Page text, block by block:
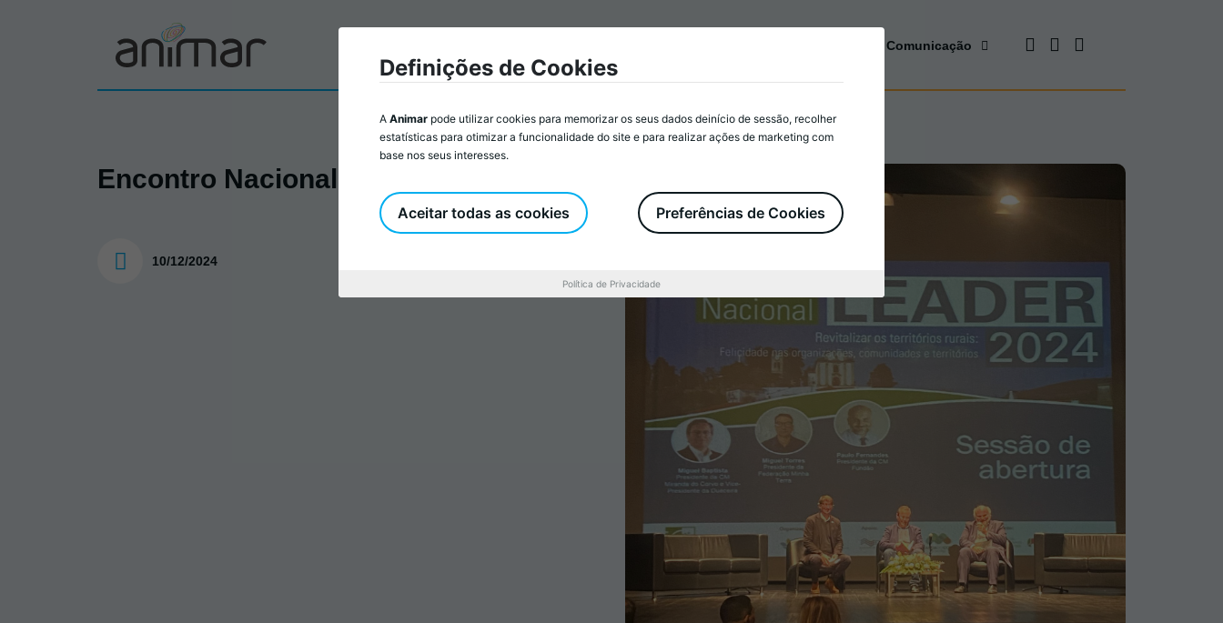
Comunicação
Encontro Nacional LEADER 2024
10/12/2024
Definições de Cookies
A Animar pode utilizar cookies para memorizar os seus dados deinício de sessão, recolher
estatísticas para otimizar a funcionalidade do site e para realizar ações de marketing com
base nos seus interesses.
Preferências de Cookies
Aceitar todas as cookies
Política de Privacidade